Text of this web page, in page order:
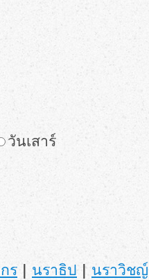
วันเสาร์
ร | นราธิป | นราวิชญ์